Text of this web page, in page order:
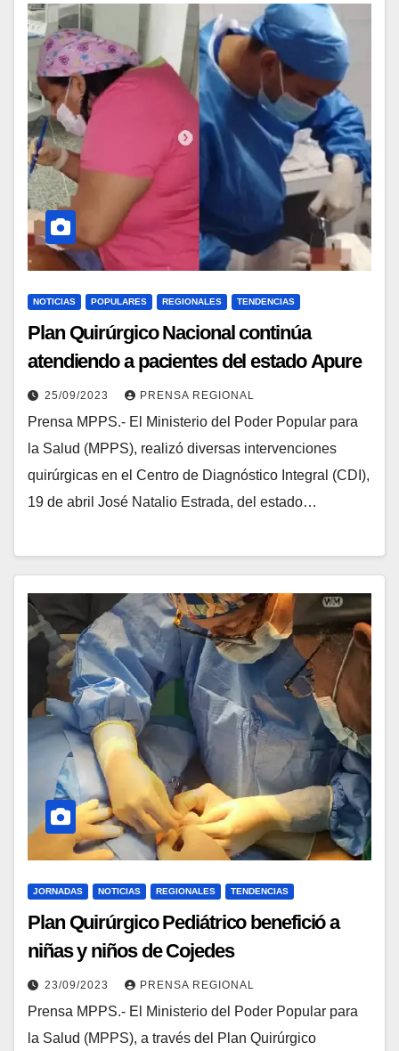
NOTICIAS POPULARES REGIONALES TENDENCIAS
Plan Quirúrgico Nacional continúa
atendiendo a pacientes del estado Apure
25/09/2023 PRENSA REGIONAL
Prensa MPPS.- El Ministerio del Poder Popular para
la Salud (MPPS), realizó diversas intervenciones
quirúrgicas en el Centro de Diagnóstico Integral (CDI),
19 de abril José Natalio Estrada, del estado…
JORNADAS NOTICIAS REGIONALES TENDENCIAS
Plan Quirúrgico Pediátrico benefició a
niñas y niños de Cojedes
23/09/2023 PRENSA REGIONAL
Prensa MPPS.- El Ministerio del Poder Popular para
la Salud (MPPS), a través del Plan Quirúrgico